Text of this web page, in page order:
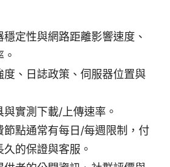
定性與網路距離影響速度、
度、日誌政策、伺服器位置與
實測下載/上傳速率。
節點通常有每日/每週限制，付
的保證與客服。